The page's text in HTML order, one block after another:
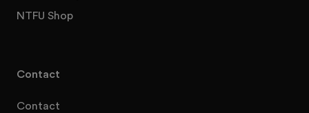
NTFU Shop
Contact
Contact